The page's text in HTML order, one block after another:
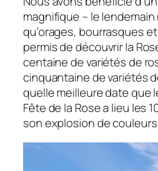
magnifique – le lendemain
qu’orages, bourrasques
permis de découvrir la
centaine de variétés de
cinquantaine de variétés
quelle meilleure date que
Fête de la Rose a lieu les
son explosion de